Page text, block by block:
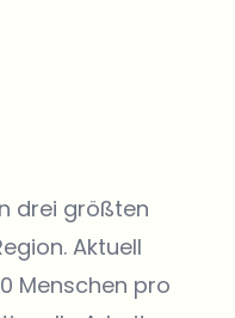
drei größten
Aktuell
Menschen pro